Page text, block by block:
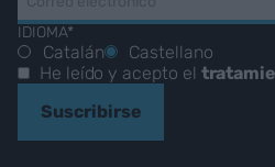
IDIOMA*
Catalán
Castellano
He leído y acepto el
Suscribirse